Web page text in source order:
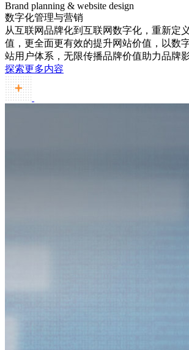
Brand planning & website design
数字化管理与营销
从互联网品牌化到互联网数字化，重新定
值，更全面更有效的提升网站价值，以数
站用户体系，无限传播品牌价值助力品牌
探索更多内容